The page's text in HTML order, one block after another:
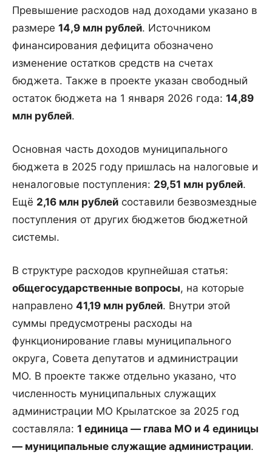
Превышение расходов над доходами указано в
размере 14,9 млн рублей. Источником
финансирования дефицита обозначено
изменение остатков средств на счетах
бюджета. Также в проекте указан свободный
остаток бюджета на 1 января 2026 года: 14,89
млн рублей.
Основная часть доходов муниципального
бюджета в 2025 году пришлась на налоговые и
неналоговые поступления: 29,51 млн рублей.
Ещё 2,16 млн рублей составили безвозмездные
поступления от других бюджетов бюджетной
системы.
В структуре расходов крупнейшая статья:
общегосударственные вопросы, на которые
направлено 41,19 млн рублей. Внутри этой
суммы предусмотрены расходы на
функционирование главы муниципального
округа, Совета депутатов и администрации
МО. В проекте также отдельно указано, что
численность муниципальных служащих
администрации МО Крылатское за 2025 год
составляла: 1 единица — глава МО и 4 единицы
— муниципальные служащие администрации.